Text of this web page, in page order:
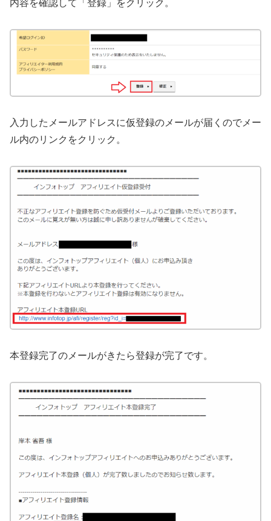
内容を確認して「登録」をクリック。
入力したメールアドレスに仮登録のメールが届くのでメー
ル内のリンクをクリック。
本登録完了のメールがきたら登録が完了です。